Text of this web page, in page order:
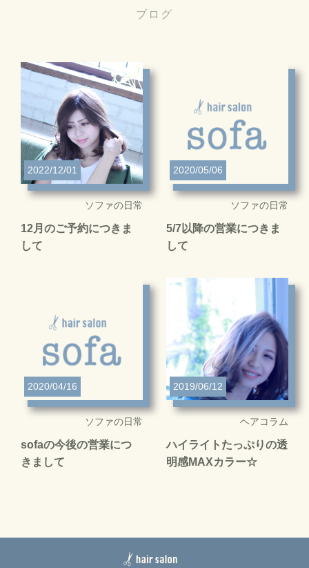
ブログ
2022/12/01
ソファの日常
12月のご予約につきま
して
2020/05/06
ソファの日常
5/7以降の営業につきま
して
2020/04/16
ソファの日常
sofaの今後の営業につ
きまして
2019/06/12
ヘアコラム
ハイライトたっぷりの透
明感MAXカラー☆